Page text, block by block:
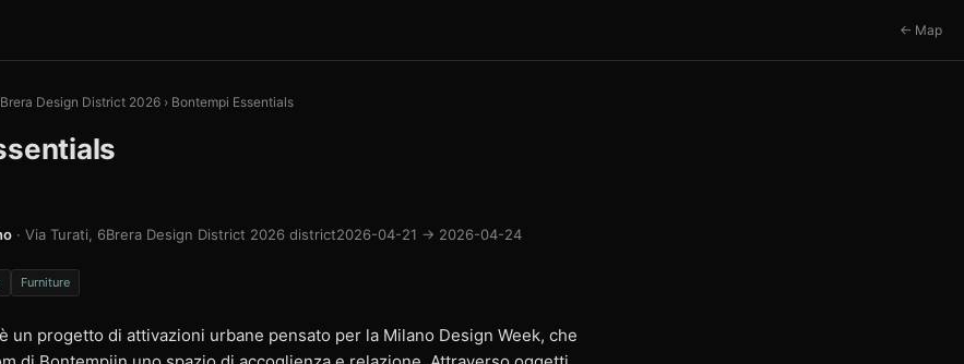
← Map
Brera Design District 2026 › Bontempi Essentials
· Via Turati, 6Brera Design District 2026 district2026-04-21 → 2026-04-24
Furniture
un progetto di attivazioni urbane pensato per la Milano Design Week, che